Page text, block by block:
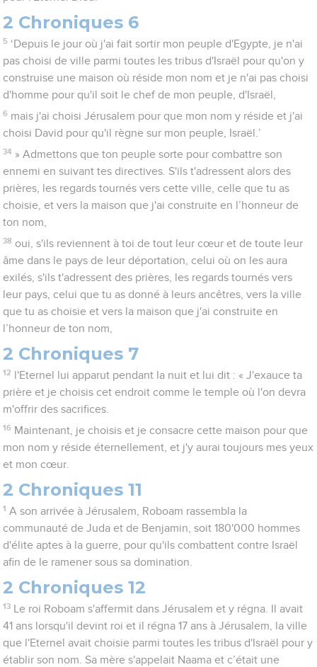
2 Chroniques 6
5 ‘Depuis le jour où j'ai fait sortir mon peuple d'Egypte, je n'ai
pas choisi de ville parmi toutes les tribus d'Israël pour qu'on y
construise une maison où réside mon nom et je n'ai pas choisi
d'homme pour qu'il soit le chef de mon peuple, d'Israël,
6 mais j'ai choisi Jérusalem pour que mon nom y réside et j'ai
choisi David pour qu'il règne sur mon peuple, Israël.’
34 » Admettons que ton peuple sorte pour combattre son
ennemi en suivant tes directives. S'ils t'adressent alors des
prières, les regards tournés vers cette ville, celle que tu as
choisie, et vers la maison que j'ai construite en l’honneur de
ton nom,
38 oui, s'ils reviennent à toi de tout leur cœur et de toute leur
âme dans le pays de leur déportation, celui où on les aura
exilés, s'ils t'adressent des prières, les regards tournés vers
leur pays, celui que tu as donné à leurs ancêtres, vers la ville
que tu as choisie et vers la maison que j'ai construite en
l’honneur de ton nom,
2 Chroniques 7
12
l'Eternel lui apparut pendant la nuit et lui dit : « J'exauce ta
prière et je choisis cet endroit comme le temple où l'on devra
m'offrir des sacrifices.
16 Maintenant, je choisis et je consacre cette maison pour que
mon nom y réside éternellement, et j'y aurai toujours mes yeux
et mon cœur.
2 Chroniques 11
1 A son arrivée à Jérusalem, Roboam rassembla la
communauté de Juda et de Benjamin, soit 180'000 hommes
d'élite aptes à la guerre, pour qu'ils combattent contre Israël
afin de le ramener sous sa domination.
2 Chroniques 12
13
Le roi Roboam s'affermit dans Jérusalem et y régna. Il avait
41 ans lorsqu'il devint roi et il régna 17 ans à Jérusalem, la ville
que l'Eternel avait choisie parmi toutes les tribus d'Israël pour y
établir son nom. Sa mère s'appelait Naama et c’était une